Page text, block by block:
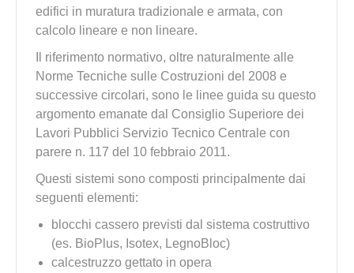
edifici in muratura tradizionale e armata, con
calcolo lineare e non lineare.
Il riferimento normativo, oltre naturalmente alle
Norme Tecniche sulle Costruzioni del 2008 e
successive circolari, sono le linee guida su questo
argomento emanate dal Consiglio Superiore dei
Lavori Pubblici Servizio Tecnico Centrale con
parere n. 117 del 10 febbraio 2011.
Questi sistemi sono composti principalmente dai
seguenti elementi:
blocchi cassero previsti dal sistema costruttivo
(es. BioPlus, Isotex, LegnoBloc)
calcestruzzo gettato in opera